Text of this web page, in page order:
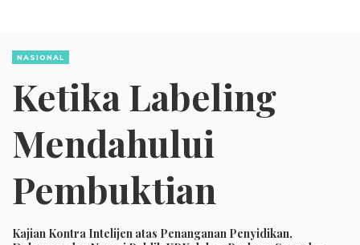
NASIONAL
Ketika Labeling
Mendahului
Pembuktian
Kajian Kontra Intelijen atas Penanganan Penyidikan,